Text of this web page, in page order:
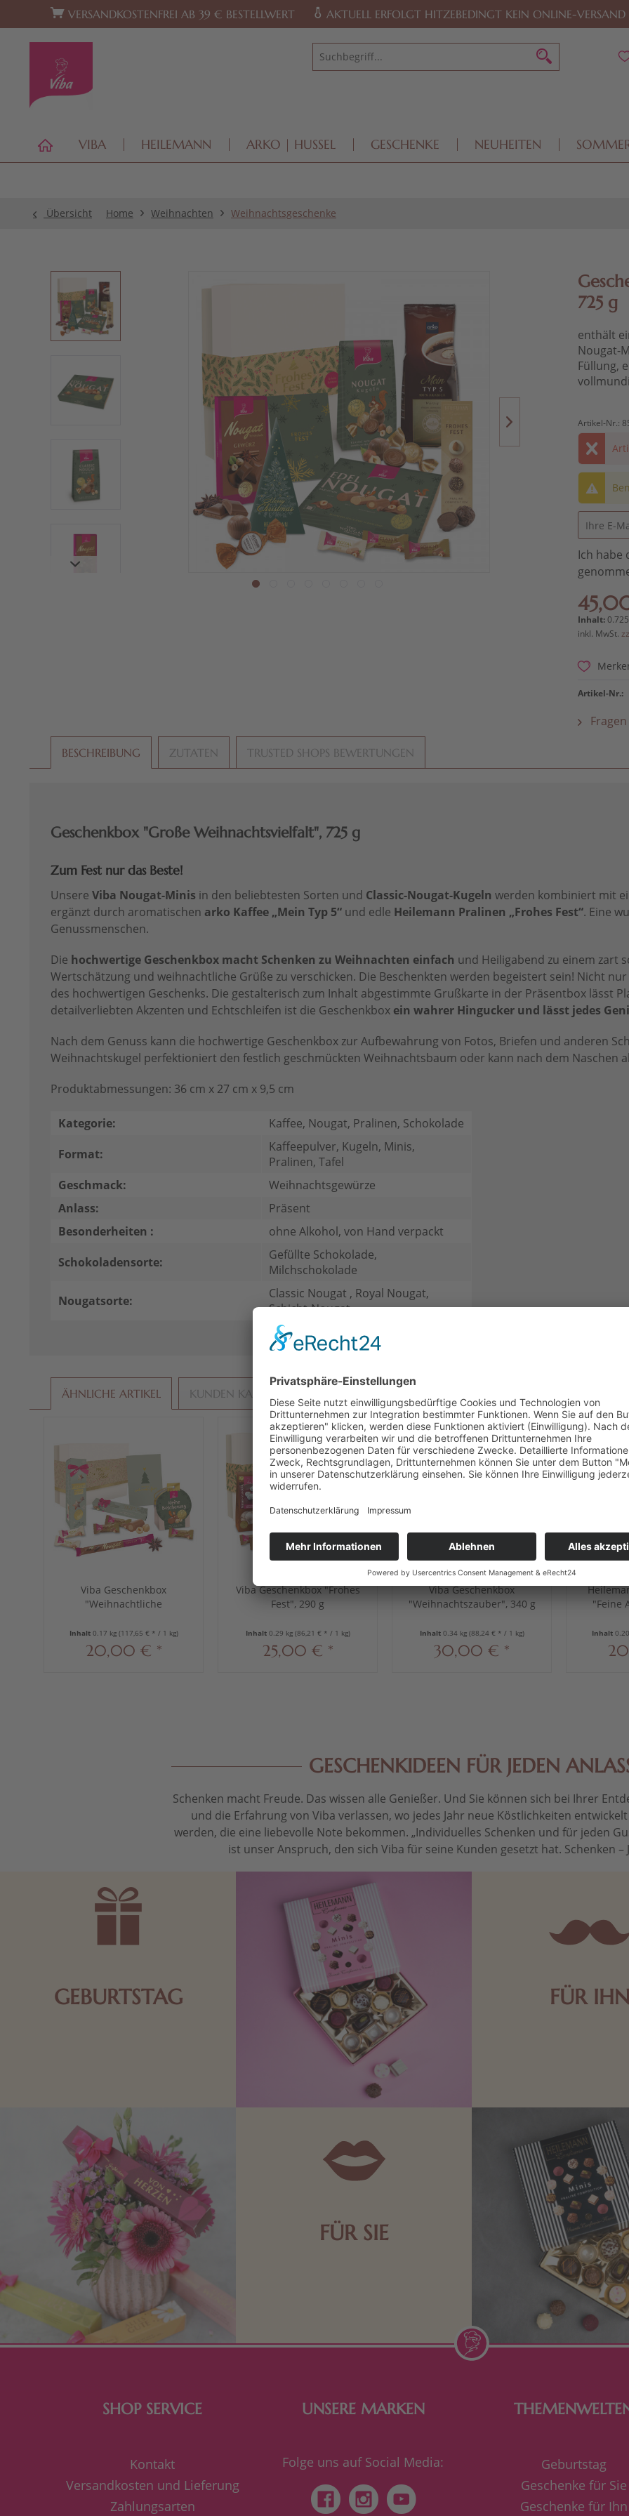
Zur Hauptnavigation springen Zum Footer springen
VERSANDKOSTENFREI AB 39 € BESTELLWERT AKTUELL ERFOLGT HITZEBEDINGT KEIN ONLINE-VERSAND
VIBA HEILEMANN ARKO | HUSSEL GESCHENKE NEUHEITEN
Übersicht Home Weihnachten Weihnachtsgeschenke
725 g
enthält
Nougat-
Füllung,
Artikel-Nr.:
Ich habe
Inhalt:
inkl. MwSt.
Artikel-Nr.:
BESCHREIBUNG ZUTATEN TRUSTED SHOPS BEWERTUNGEN
Geschenkbox "Große Weihnachtsvielfalt", 725 g
Zum Fest nur das Beste!
Unsere Viba Nougat-Minis in den beliebtesten Sorten und Classic-Nougat-Kugeln werden kombiniert mit
ergänzt durch aromatischen arko Kaffee „Mein Typ 5“ und edle Heilemann Pralinen „Frohes Fest“. Eine
Genussmenschen.
Die hochwertige Geschenkbox macht Schenken zu Weihnachten einfach und Heiligabend zu einem zart
Wertschätzung und weihnachtliche Grüße zu verschicken. Die Beschenkten werden begeistert sein! Nicht
des hochwertigen Geschenks. Die gestalterisch zum Inhalt abgestimmte Grußkarte in der Präsentbox lässt
detailverliebten Akzenten und Echtschleifen ist die Geschenkbox ein wahrer Hingucker und lässt jedes
Nach dem Genuss kann die hochwertige Geschenkbox zur Aufbewahrung von Fotos, Briefen und anderen
Weihnachtskugel perfektioniert den festlich geschmückten Weihnachtsbaum oder kann nach dem Naschen
Produktabmessungen: 36 cm x 27 cm x 9,5 cm
Kategorie:
Kaffee, Nougat, Pralinen, Schokolade
Format:
Kaffeepulver, Kugeln, Minis,
Pralinen, Tafel
Geschmack:
Weihnachtsgewürze
Anlass:
Präsent
Besonderheiten :
ohne Alkohol, von Hand verpackt
Schokoladensorte:
Gefüllte Schokolade,
Milchschokolade
Nougatsorte:
Classic Nougat , Royal Nougat,
Schicht-Nougat
ÄHNLICHE ARTIKEL KUNDEN KAUFTEN AUCH
Viba Geschenkbox
"Weihnachtliche
Inhalt 0.17 kg (117,65 € * / 1 kg)
20,00 € *
Viba Geschenkbox "Frohes
Fest", 290 g
Inhalt 0.29 kg (86,21 € * / 1 kg)
25,00 € *
Viba Geschenkbox
"Weihnachtszauber", 340 g
Inhalt 0.34 kg (88,24 € * / 1 kg)
30,00 € *
"Feine
Inhalt
GESCHENKIDEEN FÜR JEDEN
Schenken macht Freude. Das wissen alle Genießer. Und Sie können sich bei Ihrer
und die Erfahrung von Viba verlassen, wo jedes Jahr neue Köstlichkeiten
werden, die eine liebevolle Note bekommen. „Individuelles Schenken und für jeden
ist unser Anspruch, den sich Viba für seine Kunden gesetzt hat. Schenken –
GEBURTSTAG FÜR IHN
FÜR SIE
SHOP SERVICE
Kontakt
Versandkosten und Lieferung
Zahlungsarten
UNSERE MARKEN
Folge uns auf Social Media:
Geburtstag
Geschenke für Sie
Geschenke für Ihn